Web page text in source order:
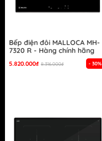
- 30%
Bếp điện đôi MALLOCA MH-
7320 R - Hàng chính hãng
5.820.000₫ 8.316.000₫